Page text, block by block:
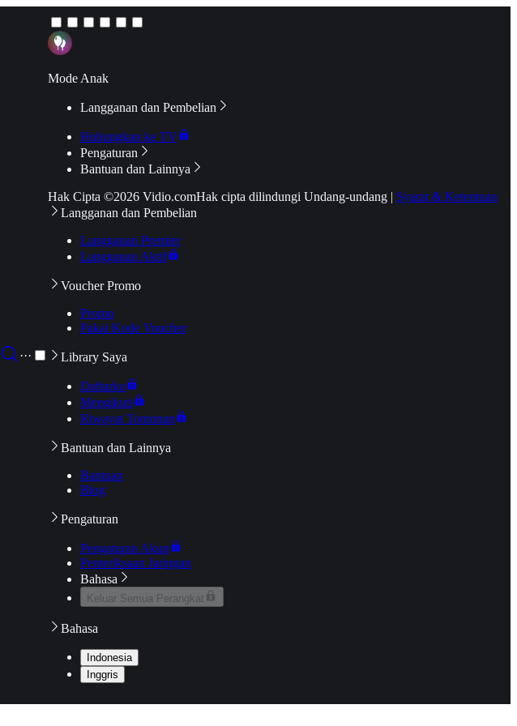
···
Mode Anak
Langganan dan Pembelian
Hubungkan ke TV
Pengaturan
Bantuan dan Lainnya
Hak Cipta ©2026 Vidio.comHak cipta dilindungi Undang-undang | Syarat & Ketentuan
Langganan dan Pembelian
Langganan Premier
Langganan Aktif
Voucher Promo
Promo
Pakai Kode Voucher
Library Saya
Daftarku
Mengikuti
Riwayat Tontonan
Bantuan dan Lainnya
Bantuan
Blog
Pengaturan
Pengaturan Akun
Pemeriksaan Jaringan
Bahasa
Keluar Semua Perangkat
Bahasa
Indonesia
Inggris